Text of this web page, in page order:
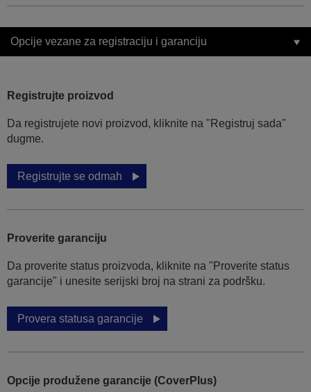
Opcije vezane za registraciju i garanciju
Registrujte proizvod
Da registrujete novi proizvod, kliknite na "Registruj sada"
dugme.
Registrujte se odmah
Proverite garanciju
Da proverite status proizvoda, kliknite na "Proverite status
garancije" i unesite serijski broj na strani za podršku.
Provera statusa garancije
Opcije produžene garancije (CoverPlus)